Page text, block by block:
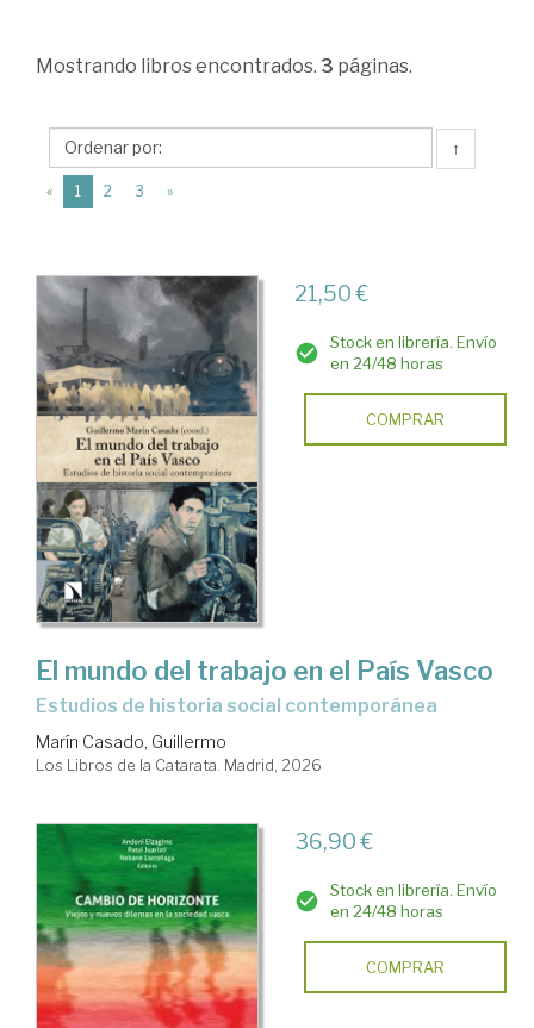
Humanas
>
Historias
locales
País
Vasco
>
Historia:
Economía.
Sociedad.
Demografía
Mostrando libros encontrados. 3 páginas.
↑
« 1 (current)
2 3 »
21,50 €
Stock en librería. Envío
en 24/48 horas
COMPRAR
El mundo del trabajo en el País Vasco
Estudios de historia social contemporánea
Marín Casado, Guillermo
Los Libros de la Catarata. Madrid, 2026
36,90 €
Stock en librería. Envío
en 24/48 horas
COMPRAR